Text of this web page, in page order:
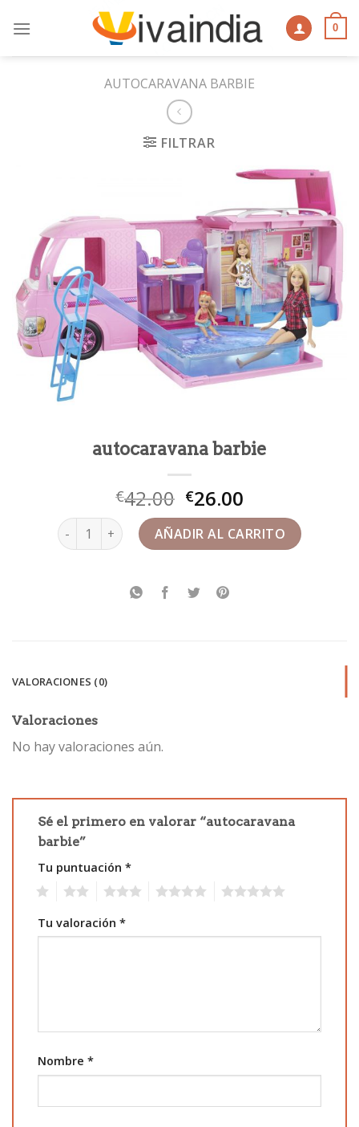
0
AUTOCARAVANA BARBIE
FILTRAR
autocaravana barbie
€42.00 €26.00
autocaravana barbie cantidad
AÑADIR AL CARRITO
VALORACIONES (0)
Valoraciones
No hay valoraciones aún.
Sé el primero en valorar “autocaravana
barbie”
Tu puntuación *
Tu valoración *
Nombre *